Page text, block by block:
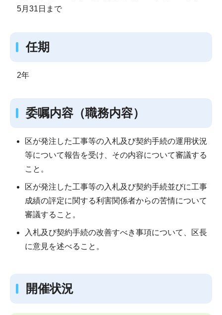
5月31日まで
任期
2年
委嘱内容（職務内容）
区が発注した工事等の入札及び契約手続の運用状況
等について報告を受け、その内容について審議する
こと。
区が発注した工事等の入札及び契約手続並びに工事
成績の評定に関する利害関係者からの苦情について
審議すること。
入札及び契約手続の改善すべき事項について、区長
に意見を述べること。
開催状況